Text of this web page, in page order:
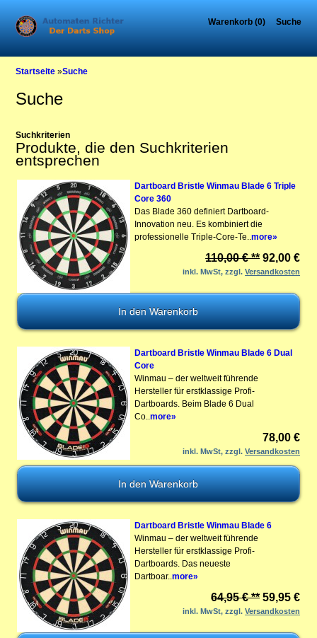
Warenkorb (0) Suche
Startseite »Suche
Suche
Suchkriterien
Produkte, die den Suchkriterien
entsprechen
Dartboard Bristle Winmau Blade 6 Triple
Core 360
Das Blade 360 definiert Dartboard-
Innovation neu. Es kombiniert die
professionelle Triple-Core-Te..more»
110,00 € ** 92,00 €
inkl. MwSt, zzgl.Versandkosten
Dartboard Bristle Winmau Blade 6 Dual
Core
Winmau – der weltweit führende
Hersteller für erstklassige Profi-
Dartboards. Beim Blade 6 Dual
Co.. more»
78,00 €
inkl. MwSt, zzgl.Versandkosten
Dartboard Bristle Winmau Blade 6
Winmau – der weltweit führende
Hersteller für erstklassige Profi-
Dartboards. Das neueste
Dartboar.. more»
64,95 € ** 59,95 €
inkl. MwSt, zzgl.Versandkosten